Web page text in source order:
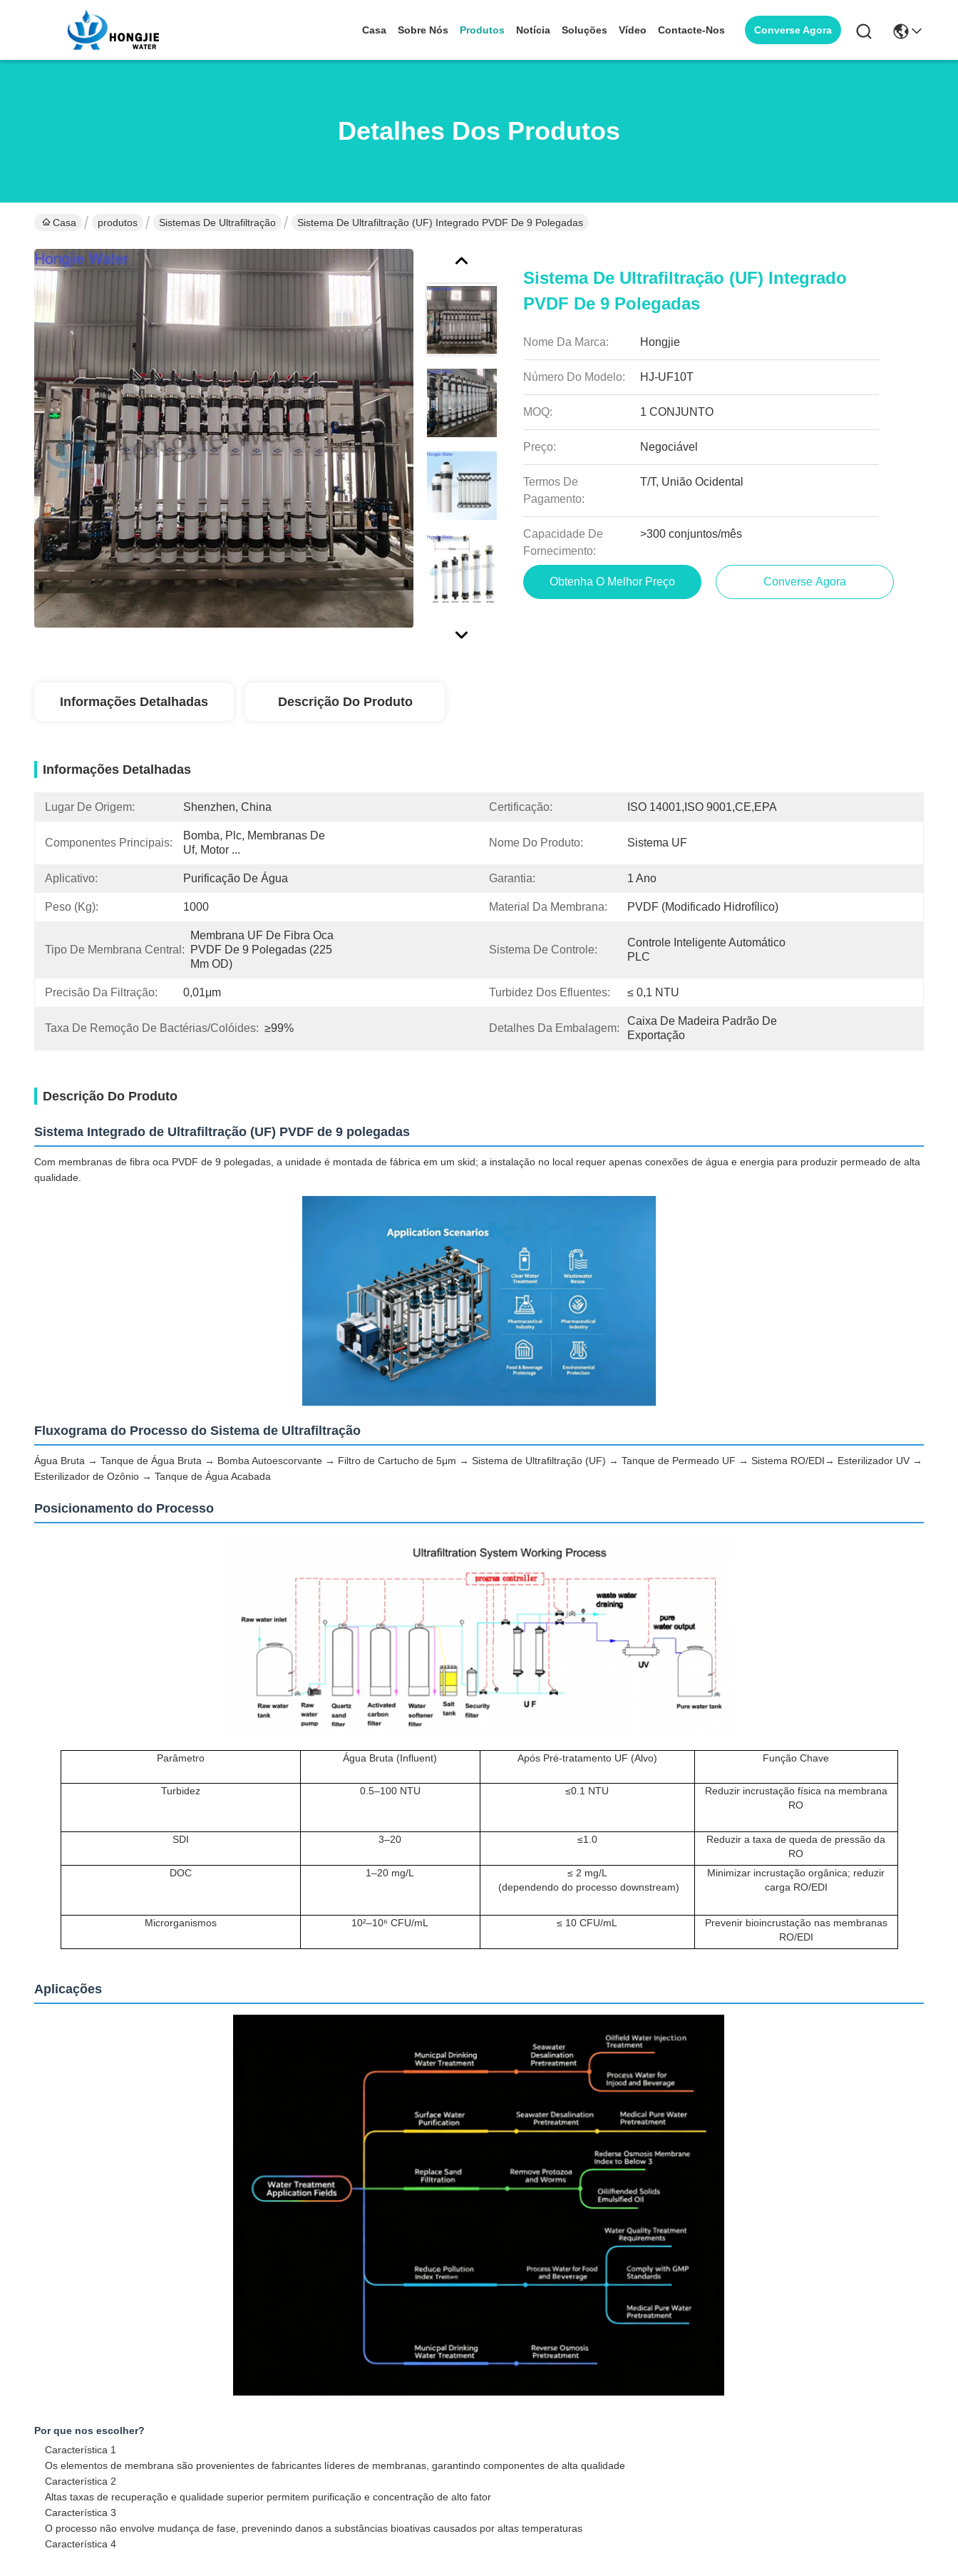
Casa Sobre Nós Produtos Notícia Soluções Vídeo Contacte-Nos Converse Agora
Detalhes Dos Produtos
Casa produtos Sistemas De Ultrafiltração Sistema De Ultrafiltração (UF) Integrado PVDF De 9 Polegadas
Sistema De Ultrafiltração (UF) Integrado
PVDF De 9 Polegadas
Nome Da Marca: Hongjie
Número Do Modelo: HJ-UF10T
MOQ: 1 CONJUNTO
Preço: Negociável
Termos De
Pagamento:
T/T, União Ocidental
Capacidade De
Fornecimento:
>300 conjuntos/mês
Obtenha O Melhor Preço Converse Agora
Informações Detalhadas Descrição Do Produto
Informações Detalhadas
Lugar De Origem: Shenzhen, China Certificação: ISO 14001,ISO 9001,CE,EPA
Componentes Principais:
Bomba, Plc, Membranas De
Uf, Motor ...
Nome Do Produto: Sistema UF
Aplicativo: Purificação De Água Garantia: 1 Ano
Peso (kg): 1000 Material Da Membrana: PVDF (modificado Hidrofílico)
Tipo De Membrana Central:
Membrana UF De Fibra Oca
PVDF De 9 Polegadas (225
Mm OD)
Sistema De Controle:
Controle Inteligente Automático
PLC
Precisão Da Filtração: 0,01μm Turbidez Dos Efluentes: ≤ 0,1 NTU
Taxa De Remoção De Bactérias/colóides: ≥99% Detalhes Da Embalagem:
Caixa De Madeira Padrão De
Exportação
Descrição Do Produto
Sistema Integrado de Ultrafiltração (UF) PVDF de 9 polegadas
Com membranas de fibra oca PVDF de 9 polegadas, a unidade é montada de fábrica em um skid; a instalação no local requer apenas conexões de água e energia para produzir permeado de alta
qualidade.
Fluxograma do Processo do Sistema de Ultrafiltração
Água Bruta → Tanque de Água Bruta → Bomba Autoescorvante → Filtro de Cartucho de 5μm → Sistema de Ultrafiltração (UF) → Tanque de Permeado UF → Sistema RO/EDI→ Esterilizador UV →
Esterilizador de Ozônio → Tanque de Água Acabada
Posicionamento do Processo
Parâmetro Água Bruta (Influent) Após Pré-tratamento UF (Alvo) Função Chave
Turbidez 0.5–100 NTU ≤0.1 NTU
Reduzir incrustação física na membrana
RO
SDI 3–20 ≤1.0
Reduzir a taxa de queda de pressão da
RO
DOC
1–20 mg/L
≤ 2 mg/L
(dependendo do processo downstream)
Minimizar incrustação orgânica; reduzir
carga RO/EDI
Microrganismos 10²–10⁶ CFU/mL ≤ 10 CFU/mL
Prevenir bioincrustação nas membranas
RO/EDI
Aplicações
Por que nos escolher?
Característica 1
Os elementos de membrana são provenientes de fabricantes líderes de membranas, garantindo componentes de alta qualidade
Característica 2
Altas taxas de recuperação e qualidade superior permitem purificação e concentração de alto fator
Característica 3
O processo não envolve mudança de fase, prevenindo danos a substâncias bioativas causados por altas temperaturas
Característica 4